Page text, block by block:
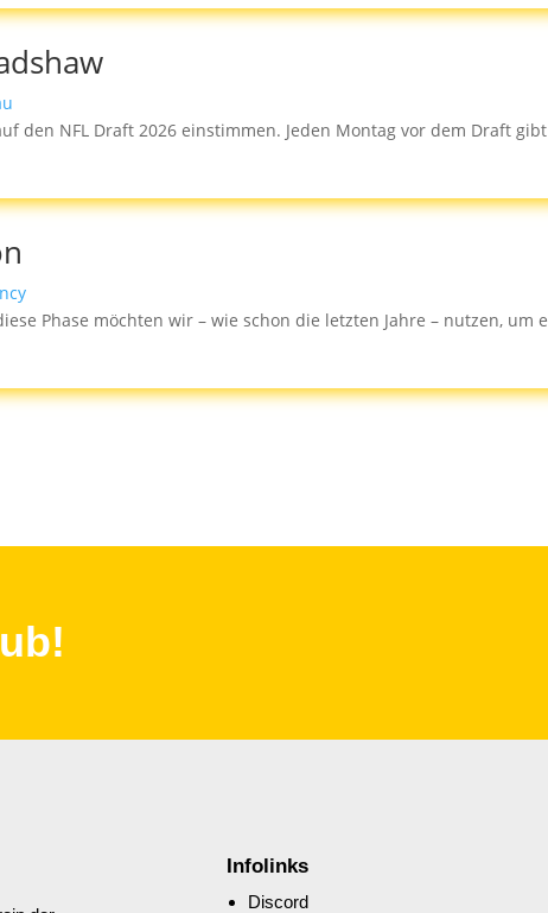
den NFL Draft 2026 einstimmen. Jeden Montag vor dem Draft
Phase möchten wir – wie schon die letzten Jahre – nutzen, um
Infolinks
Discord